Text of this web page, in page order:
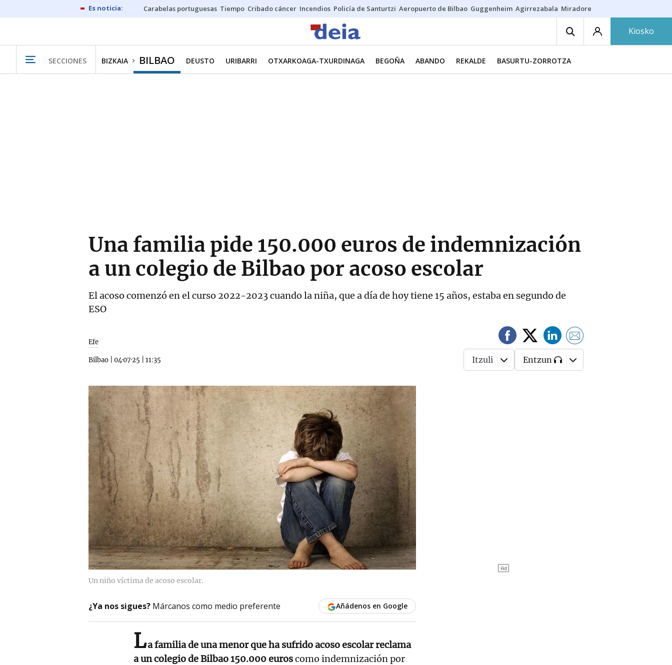
Carabelas portuguesas Tiempo Cribado cáncer Incendios Policía de Santurtzi Aeropuerto de Bilbao Guggenheim Agirrezabala Miradores en Bilbao
Kiosko
SECCIONES BIZKAIA BILBAO DEUSTO URIBARRI OTXARKOAGA-TXURDINAGA BEGOÑA ABANDO REKALDE BASURTU-ZORROTZA
Una familia pide 150.000 euros de indemnización
a un colegio de Bilbao por acoso escolar
El acoso comenzó en el curso 2022-2023 cuando la niña, que a día de hoy tiene 15 años, estaba en segundo de
ESO
Efe
Bilbao 04·07·25 11:35 Itzuli Entzun
Un niño víctima de acoso escolar.
¿Ya nos sigues? Márcanos como medio preferente Añádenos en Google
La familia de una menor que ha sufrido acoso escolar reclama
a un colegio de Bilbao 150.000 euroscomo indemnización por